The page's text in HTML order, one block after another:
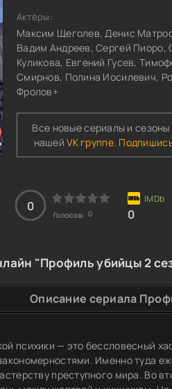
Актёры:
Максим Щеголев, Денис
Вадим Андреев, Сергей Пиоро,
Куликова, Евгений Гусев,
Смирнов, Полина Иосилевич,
Фролов+
Все новые сериалы и сезоны
нашейVK группе.
0
Голосов: 0 0
"Профиль убийцы 2
Описание сериала
психики — это бессловесный
Именно туда
преступного мира. Во